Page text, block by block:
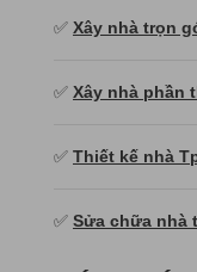
✅ Xây nhà trọn
✅ Xây nhà phần
✅ Thiết kế nhà
✅ Sửa chữa nhà